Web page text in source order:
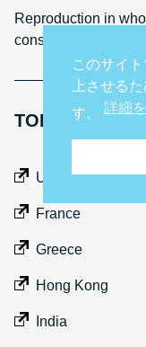
Reproduction in
consent
TOP GEAR
UK
France
Greece
Hong Kong
India
このサイ
上させる
す。 詳細